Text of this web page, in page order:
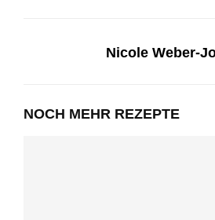
Nicole Weber-
NOCH MEHR REZEPTE